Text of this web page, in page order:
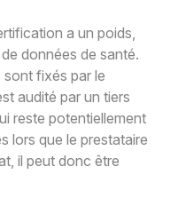
a un poids,
données de santé.
sont fixés par le
audité par un tiers
reste potentiellement
lors que le prestataire
il peut donc être